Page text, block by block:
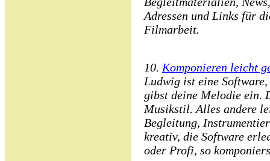
Adressen und Links für
Filmarbeit.
10. Komponieren leicht
Ludwig ist eine
gibst deine Melodie ein.
Musikstil. Alles andere
Begleitung,
kreativ, die Software
oder Profi, so